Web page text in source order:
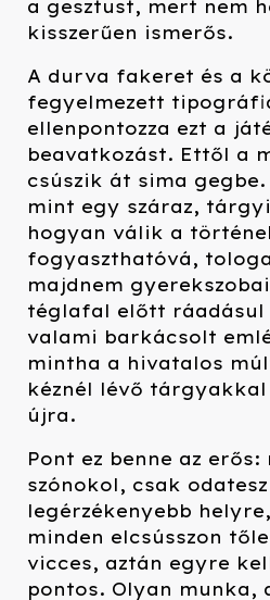
a gesztust, mert nem
kisszerűen ismerős.
A durva fakeret és a
fegyelmezett
ellenpontozza ezt a
beavatkozást. Ettől a
csúszik át sima
mint egy száraz,
hogyan válik a
fogyaszthatóvá,
majdnem
téglafal előtt ráadásul
valami barkácsolt
mintha a hivatalos
kéznél lévő
újra.
Pont ez benne az
szónokol, csak
legérzékenyebb
minden elcsússzon
vicces, aztán egyre
pontos. Olyan